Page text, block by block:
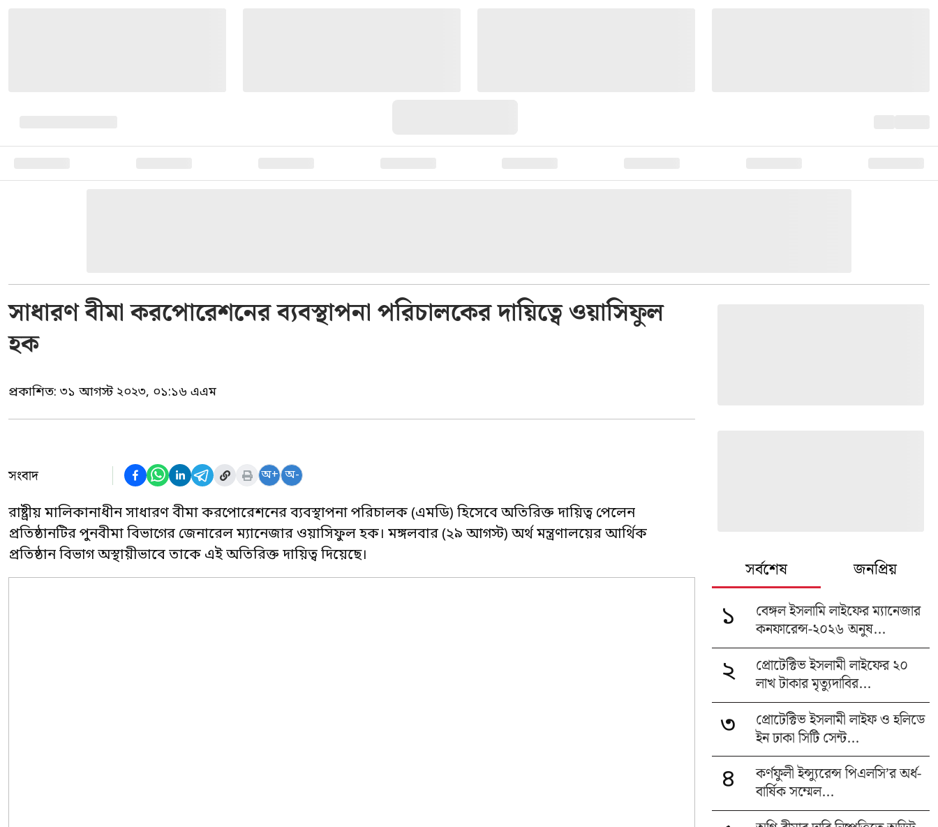
সাধারণ বীমা করপোরেশনের ব্যবস্থাপনা পরিচালকের দায়িত্বে ওয়াসিফুল
হক
প্রকাশিত: ৩১ আগস্ট ২০২৩, ০১:১৬ এএম
সংবাদ অ+ অ-
রাষ্ট্রীয় মালিকানাধীন সাধারণ বীমা করপোরেশনের ব্যবস্থাপনা পরিচালক (এমডি) হিসেবে অতিরিক্ত দায়িত্ব পেলেন
প্রতিষ্ঠানটির পুনবীমা বিভাগের জেনারেল ম্যানেজার ওয়াসিফুল হক। মঙ্গলবার (২৯ আগস্ট) অর্থ মন্ত্রণালয়ের আর্থিক
প্রতিষ্ঠান বিভাগ অস্থায়ীভাবে তাকে এই অতিরিক্ত দায়িত্ব দিয়েছে।
সর্বশেষ জনপ্রিয়
১
বেঙ্গল ইসলামি লাইফের ম্যানেজার
কনফারেন্স-২০২৬ অনুষ...
২
প্রোটেক্টিভ ইসলামী লাইফের ২০
লাখ টাকার মৃত্যুদাবির...
৩
প্রোটেক্টিভ ইসলামী লাইফ ও হলিডে
ইন ঢাকা সিটি সেন্ট...
৪
কর্ণফুলী ইন্স্যুরেন্স পিএলসি’র অর্ধ-
বার্ষিক সম্মেল...